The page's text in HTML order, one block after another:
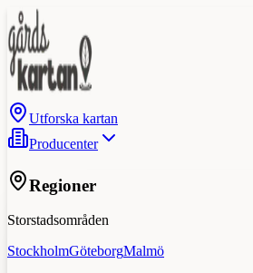
Utforska kartan
Producenter
Regioner
Storstadsområden
StockholmGöteborgMalmö